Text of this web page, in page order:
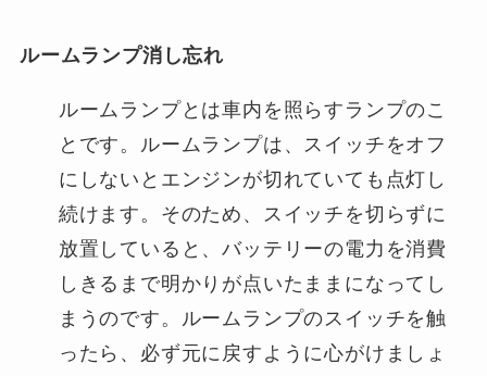
ルームランプ消し忘れ
ルームランプとは車内を照らすランプのこ
とです。ルームランプは、スイッチをオフ
にしないとエンジンが切れていても点灯し
続けます。そのため、スイッチを切らずに
放置していると、バッテリーの電力を消費
しきるまで明かりが点いたままになってし
まうのです。ルームランプのスイッチを触
ったら、必ず元に戻すように心がけましょ